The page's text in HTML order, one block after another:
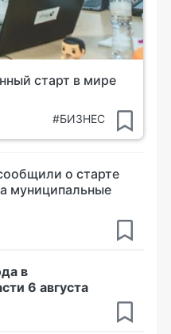
старт в мире
#БИЗНЕС
о старте
муниципальные
в
6 августа